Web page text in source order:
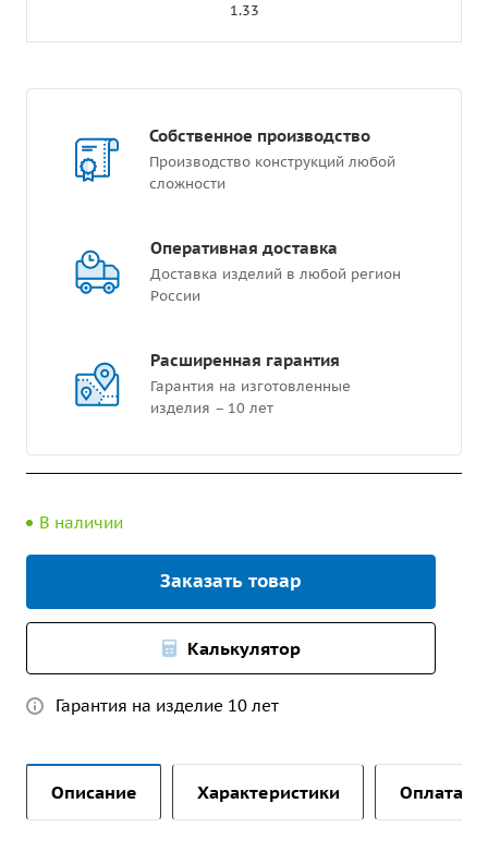
1.33
Собственное производство
Производство конструкций любой
сложности
Оперативная доставка
Доставка изделий в любой регион
России
Расширенная гарантия
Гарантия на изготовленные
изделия – 10 лет
В наличии
Заказать товар
Калькулятор
Гарантия на изделие 10 лет
Описание Характеристики Оплата и